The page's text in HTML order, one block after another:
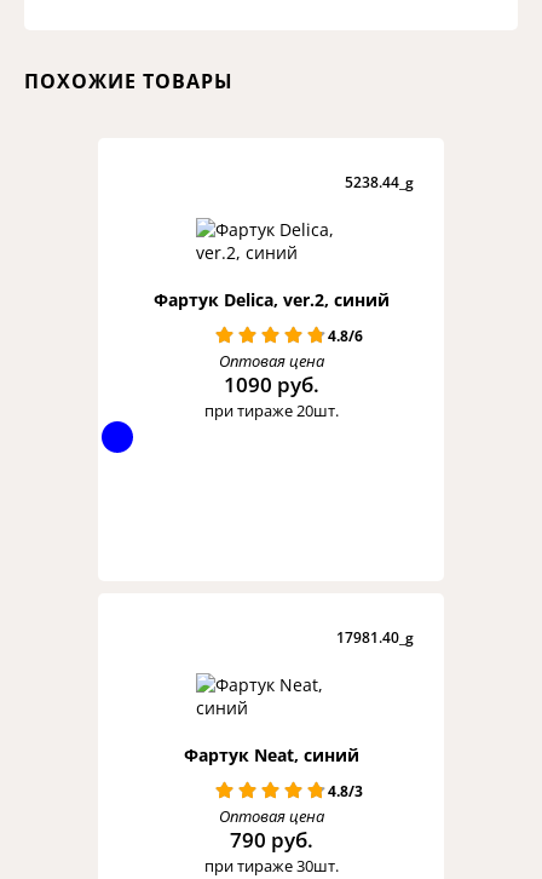
ПОХОЖИЕ ТОВАРЫ
5238.44_g
Фартук Delica, ver.2, синий
4.8/6
Оптовая цена
1090 руб.
при тираже 20шт.
17981.40_g
Фартук Neat, синий
4.8/3
Оптовая цена
790 руб.
при тираже 30шт.